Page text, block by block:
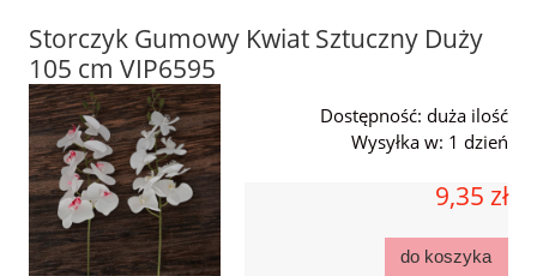
Storczyk Gumowy Kwiat Sztuczny Duży
105 cm VIP6595
Dostępność: duża ilość
Wysyłka w: 1 dzień
9,35 zł
do koszyka